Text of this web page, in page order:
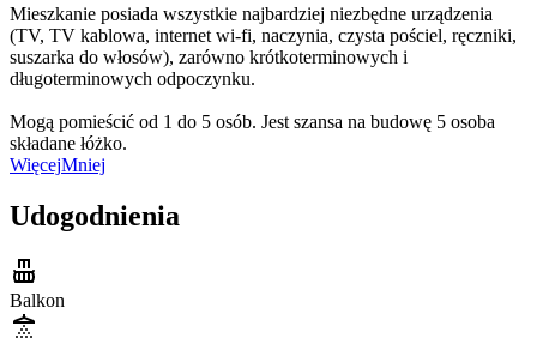
Mieszkanie posiada wszystkie najbardziej niezbędne urządzenia
(TV, TV kablowa, internet wi-fi, naczynia, czysta pościel, ręczniki,
suszarka do włosów), zarówno krótkoterminowych i
długoterminowych odpoczynku.
Mogą pomieścić od 1 do 5 osób. Jest szansa na budowę 5 osoba
składane łóżko.
WięcejMniej
Udogodnienia
Balkon